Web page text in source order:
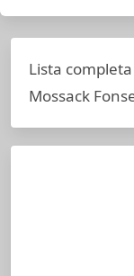
Lista
Mossack